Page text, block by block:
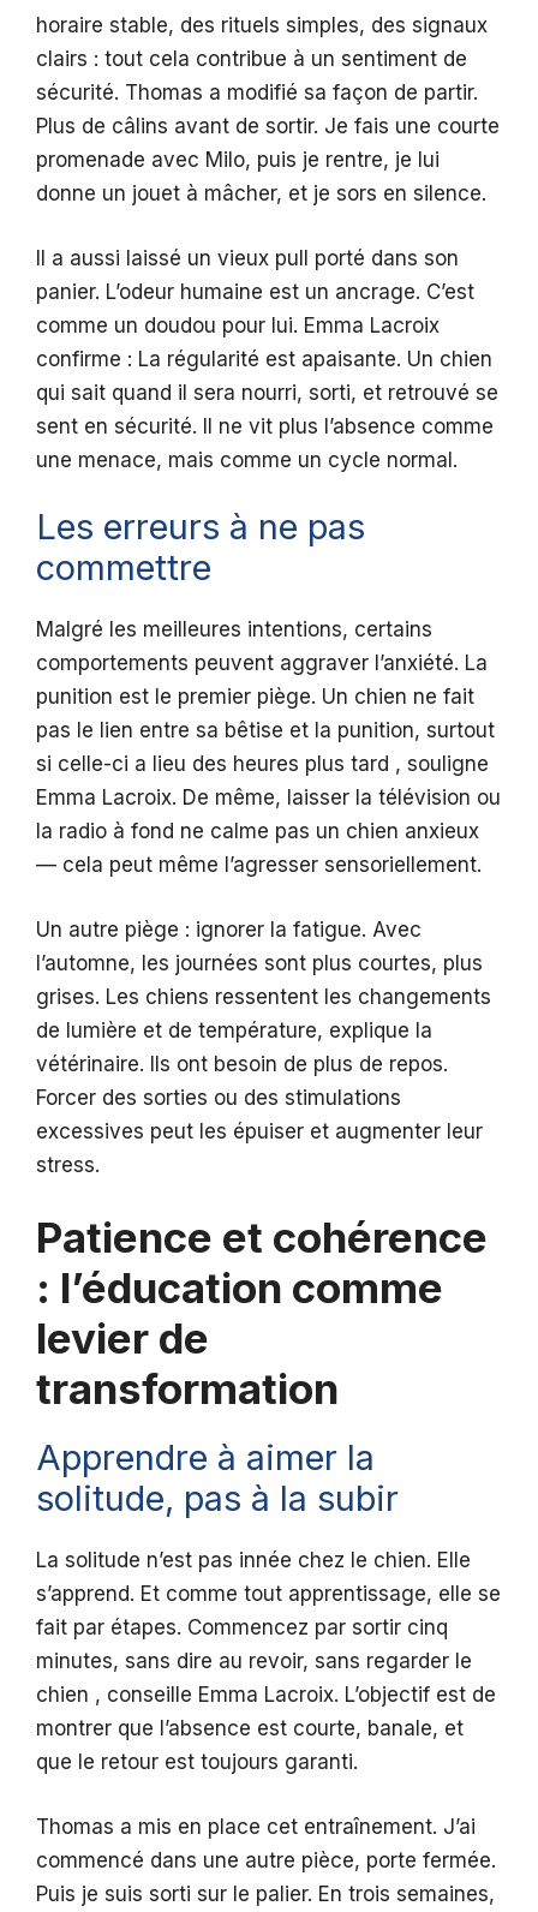
horaire stable, des rituels simples, des signaux
clairs : tout cela contribue à un sentiment de
sécurité. Thomas a modifié sa façon de partir.
Plus de câlins avant de sortir. Je fais une courte
promenade avec Milo, puis je rentre, je lui
donne un jouet à mâcher, et je sors en silence.
Il a aussi laissé un vieux pull porté dans son
panier. L’odeur humaine est un ancrage. C’est
comme un doudou pour lui. Emma Lacroix
confirme : La régularité est apaisante. Un chien
qui sait quand il sera nourri, sorti, et retrouvé se
sent en sécurité. Il ne vit plus l’absence comme
une menace, mais comme un cycle normal.
Les erreurs à ne pas
commettre
Malgré les meilleures intentions, certains
comportements peuvent aggraver l’anxiété. La
punition est le premier piège. Un chien ne fait
pas le lien entre sa bêtise et la punition, surtout
si celle-ci a lieu des heures plus tard , souligne
Emma Lacroix. De même, laisser la télévision ou
la radio à fond ne calme pas un chien anxieux
— cela peut même l’agresser sensoriellement.
Un autre piège : ignorer la fatigue. Avec
l’automne, les journées sont plus courtes, plus
grises. Les chiens ressentent les changements
de lumière et de température, explique la
vétérinaire. Ils ont besoin de plus de repos.
Forcer des sorties ou des stimulations
excessives peut les épuiser et augmenter leur
stress.
Patience et cohérence
: l’éducation comme
levier de
transformation
Apprendre à aimer la
solitude, pas à la subir
La solitude n’est pas innée chez le chien. Elle
s’apprend. Et comme tout apprentissage, elle se
fait par étapes. Commencez par sortir cinq
minutes, sans dire au revoir, sans regarder le
chien , conseille Emma Lacroix. L’objectif est de
montrer que l’absence est courte, banale, et
que le retour est toujours garanti.
Thomas a mis en place cet entraînement. J’ai
commencé dans une autre pièce, porte fermée.
Puis je suis sorti sur le palier. En trois semaines,